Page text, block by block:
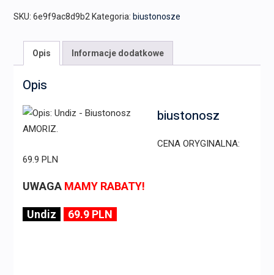
SKU: 6e9f9ac8d9b2 Kategoria: biustonosze
Opis Informacje dodatkowe
Opis
biustonosz
CENA ORYGINALNA:
69.9 PLN
UWAGA MAMY RABATY!
Undiz 69.9 PLN